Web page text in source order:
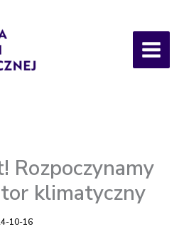
Rozpoczynamy
klimatyczny
10-16